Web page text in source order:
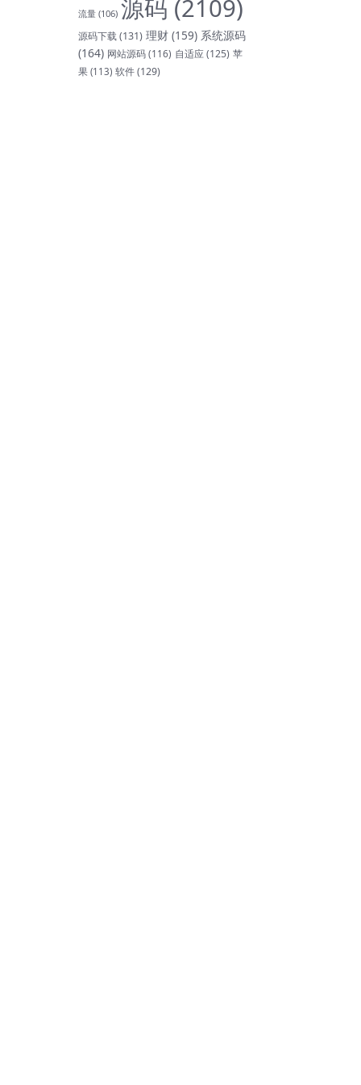
流量 (106) 源码 (2109)
源码下载(131) 理财 (159) 系统源码
(164) 网站源码(116) 自适应(125) 苹
果 (113) 软件(129)